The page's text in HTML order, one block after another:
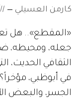
كارمن العسيلي
«المقطع».. هل
جعله، ومحيطه،
الثقافي الحديث،
في أبوظبي،
الجسر، والبعض